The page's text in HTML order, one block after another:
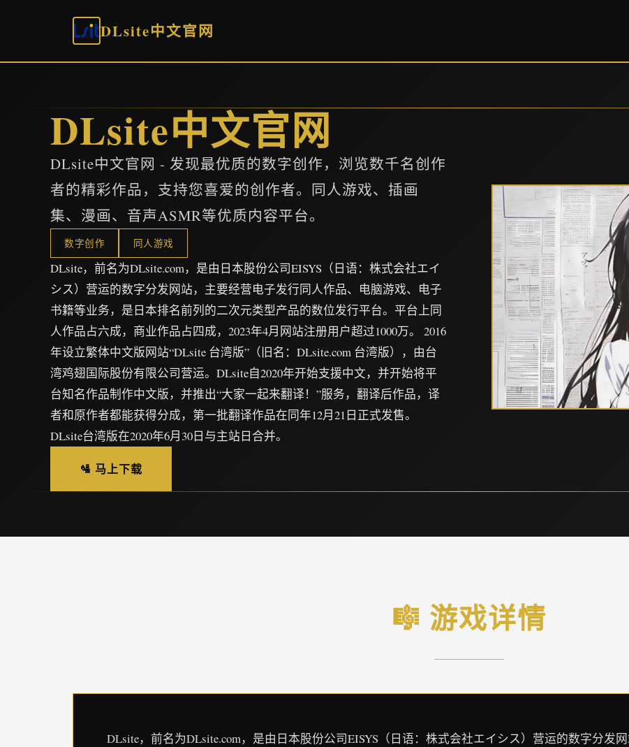
DLsite中文官网
DLsite中文官网
DLsite中文官网 - 发现最优质的数字创作，浏览数千名创作
者的精彩作品，支持您喜爱的创作者。同人游戏、插画
集、漫画、音声ASMR等优质内容平台。
数字创作 同人游戏
DLsite，前名为DLsite.com，是由日本股份公司EISYS（日语：株式会社エイ
シス）营运的数字分发网站，主要经营电子发行同人作品、电脑游戏、电子
书籍等业务，是日本排名前列的二次元类型产品的数位发行平台。平台上同
人作品占六成，商业作品占四成，2023年4月网站注册用户超过1000万。 2016
年设立繁体中文版网站“DLsite 台湾版”（旧名：DLsite.com 台湾版），由台
湾鸡翅国际股份有限公司营运。DLsite自2020年开始支援中文，并开始将平
台知名作品制作中文版，并推出“大家一起来翻译！”服务，翻译后作品，译
者和原作者都能获得分成，第一批翻译作品在同年12月21日正式发售。
DLsite台湾版在2020年6月30日与主站日合并。
🛂 马上下载
🎼 游戏详情
DLsite，前名为DLsite.com，是由日本股份公司EISYS（日语：株式会社エイシス）营运的数字分发